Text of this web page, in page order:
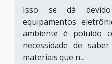
Isso se dá
equipamentos
ambiente é poluído
necessidade de
materiais que n...